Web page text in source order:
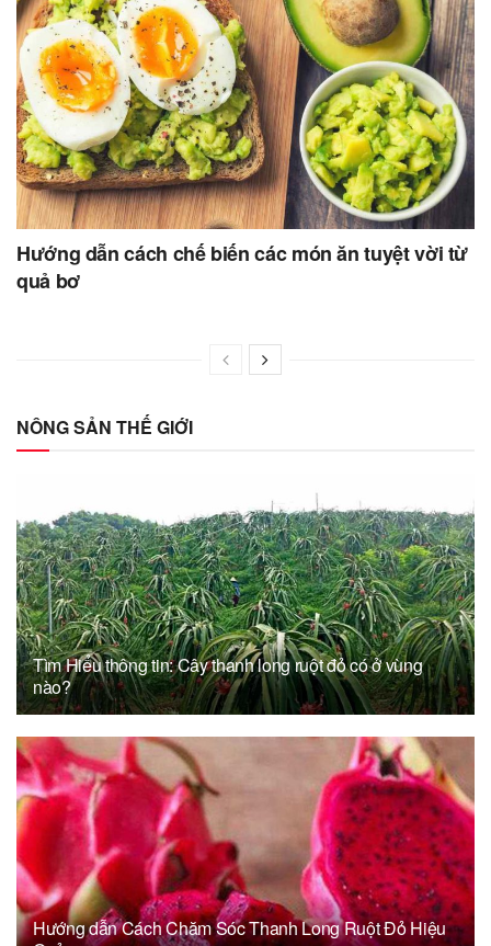
Hướng dẫn cách chế biến các món ăn tuyệt vời từ
quả bơ
NÔNG SẢN THẾ GIỚI
Tìm Hiểu thông tin: Cây thanh long ruột đỏ có ở vùng
nào?
Hướng dẫn Cách Chăm Sóc Thanh Long Ruột Đỏ Hiệu